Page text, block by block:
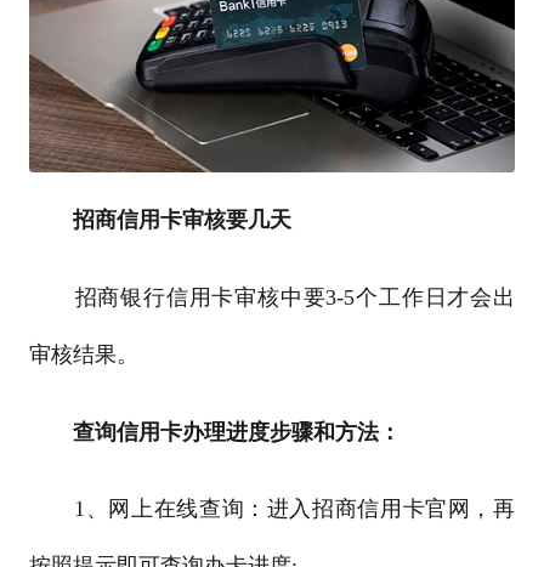
招商信用卡审核要几天
招商银行信用卡审核中要3-5个工作日才会出
审核结果。
查询信用卡办理进度步骤和方法：
1、网上在线查询：进入招商信用卡官网，再